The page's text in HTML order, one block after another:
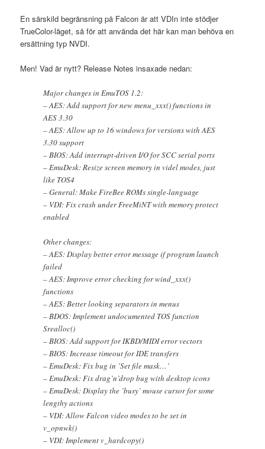
En särskild begränsning på Falcon är att VDIn inte stödjer
TrueColor-läget, så för att använda det här kan man behöva en
ersättning typ NVDI.
Men! Vad är nytt? Release Notes insaxade nedan:
Major changes in EmuTOS 1.2:
– AES: Add support for new menu_xxx() functions in
AES 3.30
– AES: Allow up to 16 windows for versions with AES
3.30 support
– BIOS: Add interrupt-driven I/O for SCC serial ports
– EmuDesk: Resize screen memory in videl modes, just
like TOS4
– General: Make FireBee ROMs single-language
– VDI: Fix crash under FreeMiNT with memory protect
enabled
Other changes:
– AES: Display better error message if program launch
failed
– AES: Improve error checking for wind_xxx()
functions
– AES: Better looking separators in menus
– BDOS: Implement undocumented TOS function
Srealloc()
– BIOS: Add support for IKBD/MIDI error vectors
– BIOS: Increase timeout for IDE transfers
– EmuDesk: Fix bug in ’Set file mask…’
– EmuDesk: Fix drag’n’drop bug with desktop icons
– EmuDesk: Display the ’busy’ mouse cursor for some
lengthy actions
– VDI: Allow Falcon video modes to be set in
v_opnwk()
– VDI: Implement v_hardcopy()